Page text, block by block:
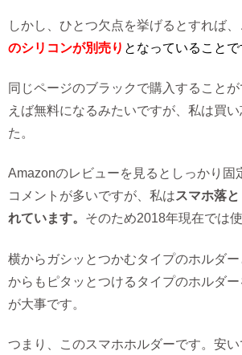
しかし、ひとつ欠点を挙げるとすれば
のシリコンが別売り となっていることで
同じページのブラックで購入すること
えば無料になるみたいですが、私は買
た。
Amazonのレビューを見るとしっかり固
コメントが多いですが、私はスマホ落
れています。 そのため2018年現在では
横からガシッとつかむタイプのホルダ
からもピタッとつけるタイプのホルダ
が大事です。
つまり、このスマホホルダーです。安